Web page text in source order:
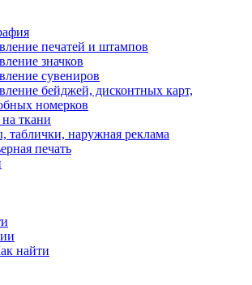
печатей и штампов
значков
сувениров
бейджей, дисконтных карт,
номерков
ткани
таблички, наружная реклама
печать
найти